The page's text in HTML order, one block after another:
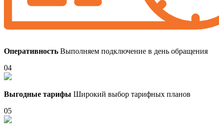
Оперативность Выполняем подключение в день обращения
04
Выгодные тарифы Широкий выбор тарифных планов
05